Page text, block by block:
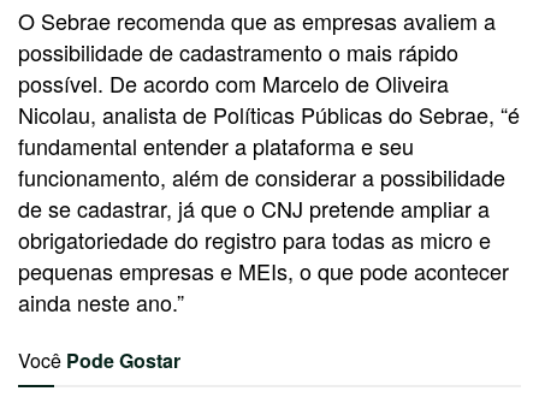
O Sebrae recomenda que as empresas avaliem a
possibilidade de cadastramento o mais rápido
possível. De acordo com Marcelo de Oliveira
Nicolau, analista de Políticas Públicas do Sebrae, “é
fundamental entender a plataforma e seu
funcionamento, além de considerar a possibilidade
de se cadastrar, já que o CNJ pretende ampliar a
obrigatoriedade do registro para todas as micro e
pequenas empresas e MEIs, o que pode acontecer
ainda neste ano.”
Você Pode Gostar